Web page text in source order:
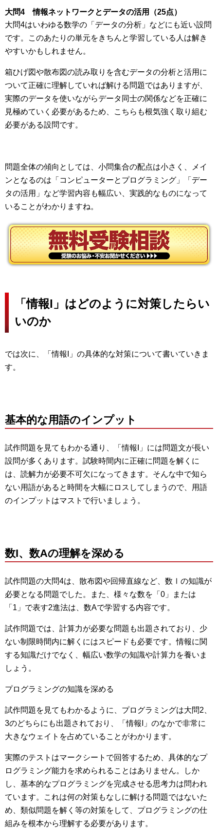
大問4 情報ネットワークとデータの活用（25点）
大問4はいわゆる数学の「データの分析」などにも近い設問
です。このあたりの単元をきちんと学習している人は解き
やすいかもしれません。
箱ひげ図や散布図の読み取りを含むデータの分析と活用に
ついて正確に理解していれば解ける問題ではありますが、
実際のデータを使いながらデータ同士の関係などを正確に
見極めていく必要があるため、こちらも根気強く取り組む
必要がある設問です。
問題全体の傾向としては、小問集合の配点は小さく、メイ
ンとなるのは「コンピューターとプログラミング」「デー
タの活用」など学習内容も幅広い、実践的なものになって
いることがわかりますね。
「情報I」はどのように対策したらい
いのか
では次に、「情報I」の具体的な対策について書いていきま
す。
基本的な用語のインプット
試作問題を見てもわかる通り、「情報I」には問題文が長い
設問が多くあります。試験時間内に正確に問題を解くに
は、読解力が必要不可欠になってきます。そんな中で知ら
ない用語があると時間を大幅にロスしてしまうので、用語
のインプットはマストで行いましょう。
数I、数Aの理解を深める
試作問題の大問4は、散布図や回帰直線など、数Ⅰの知識が
必要となる問題でした。また、様々な数を「0」または
「1」で表す2進法は、数Aで学習する内容です。
試作問題では、計算力が必要な問題も出題されており、少
ない制限時間内に解くにはスピードも必要です。情報に関
する知識だけでなく、幅広い数学の知識や計算力を養いま
しょう。
プログラミングの知識を深める
試作問題を見てもわかるように、プログラミングは大問2、
3のどちらにも出題されており、「情報I」のなかで非常に
大きなウェイトを占めていることがわかります。
実際のテストはマークシートで回答するため、具体的なプ
ログラミング能力を求められることはありません。しか
し、基本的なプログラミングを完成させる思考力は問われ
ています。これは何の対策もなしに解ける問題ではないた
め、類似問題を解く等の対策をして、プログラミングの仕
組みを根本から理解する必要があります。